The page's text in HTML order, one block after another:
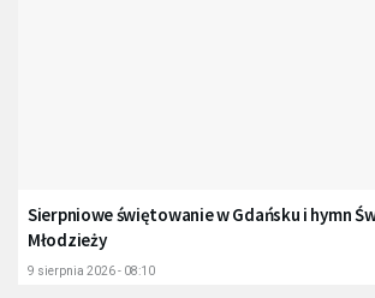
Sierpniowe świętowanie w Gdańsku i hymn
Młodzieży
9 sierpnia 2026 - 08:10